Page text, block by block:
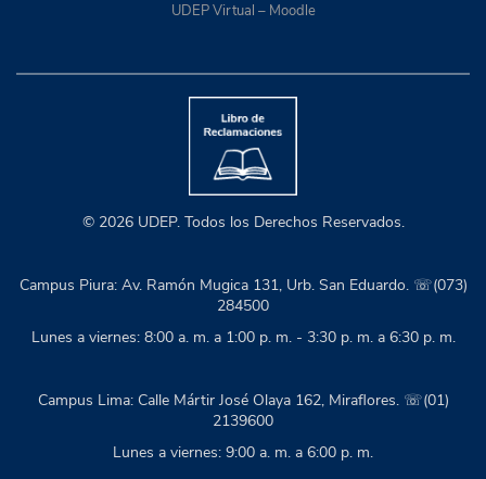
UDEP Virtual – Moodle
© 2026 UDEP. Todos los Derechos Reservados.
Campus Piura: Av. Ramón Mugica 131, Urb. San Eduardo. ☏(073)
284500
Lunes a viernes: 8:00 a. m. a 1:00 p. m. - 3:30 p. m. a 6:30 p. m.
Campus Lima: Calle Mártir José Olaya 162, Miraflores. ☏(01)
2139600
Lunes a viernes: 9:00 a. m. a 6:00 p. m.